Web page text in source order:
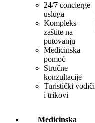
24/7 concierge
usluga
Kompleks
zaštite na
putovanju
Medicinska
pomoć
Stručne
konzultacije
Turistički vodiči
i trikovi
Medicinska